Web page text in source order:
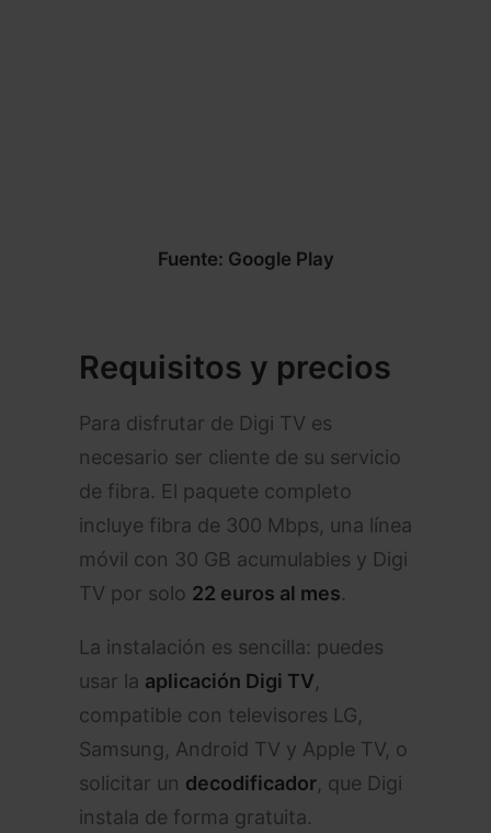
Fuente: Google Play
Requisitos y precios
Para disfrutar de Digi TV es
necesario ser cliente de su servicio
de fibra. El paquete completo
incluye fibra de 300 Mbps, una línea
móvil con 30 GB acumulables y Digi
TV por solo 22 euros al mes.
La instalación es sencilla: puedes
usar la aplicación Digi TV,
compatible con televisores LG,
Samsung, Android TV y Apple TV, o
solicitar un decodificador, que Digi
instala de forma gratuita.